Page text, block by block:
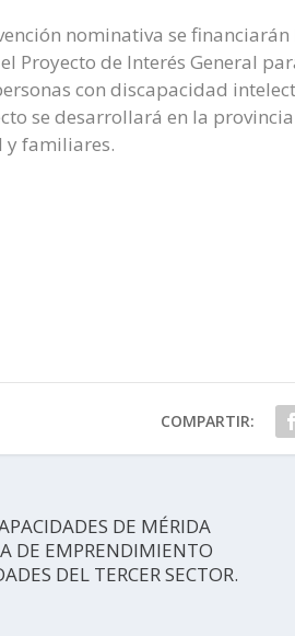
nominativa se
Proyecto de Interés General
con discapacidad
se desarrollará en la
y familiares.
COMPARTIR:
DE MÉRIDA
DE EMPRENDIMIENTO
DEL TERCER SECTOR.